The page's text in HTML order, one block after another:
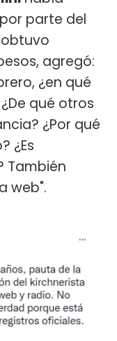
parte del
agregó:
¿en qué
qué otros
¿Por qué
¿Es
También
web".